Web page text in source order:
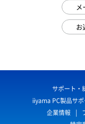
メ
お
サポート・
iiyama PC製品サ
企業情報